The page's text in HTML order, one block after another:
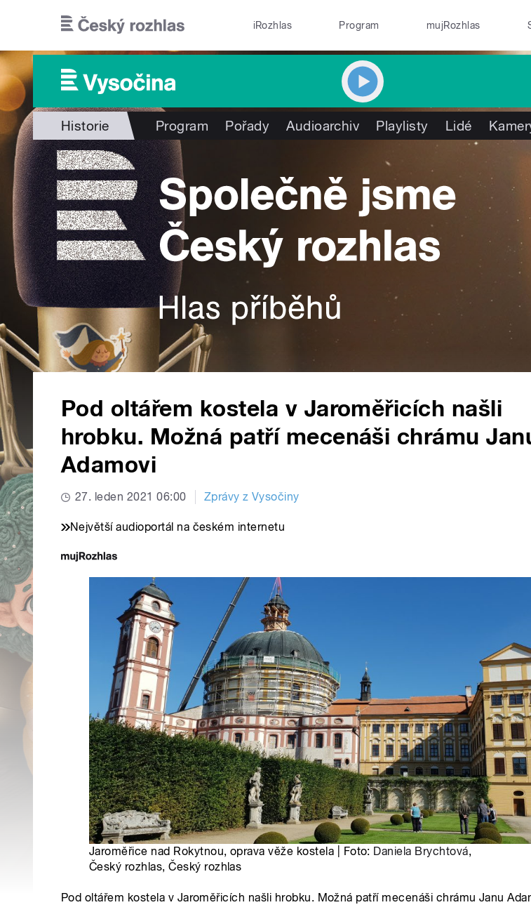
iRozhlas Program mujRozhlas
Historie Program Pořady Audioarchiv Playlisty Lidé
Pod oltářem kostela v Jaroměřicích našli
hrobku. Možná patří mecenáši chrámu
Adamovi
27. leden 2021 06:00 Zprávy z Vysočiny
Největší audioportál na českém internetu
Jaroměřice nad Rokytnou, oprava věže kostela | Foto: Daniela Brychtová,
Český rozhlas, Český rozhlas
Pod oltářem kostela v Jaroměřicích našli hrobku. Možná patří mecenáši chrámu Janu